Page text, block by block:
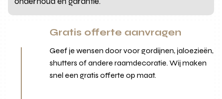
Gratis offerte aanvragen
Geef je wensen door voor gordijnen, jaloezieën,
shutters of andere raamdecoratie. Wij maken
snel een gratis offerte op maat.